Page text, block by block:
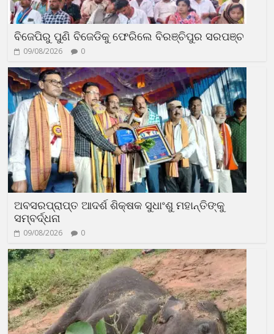
ବିଜେପିରୁ ପୁଣି ବିଜେଡିକୁ ଫେରିଲେ ବିରଞ୍ଚିପୁର ସରପଞ୍ଚ
09/08/2026 0
ଅବସରପ୍ରାପ୍ତ ଆଦର୍ଶ ଶିକ୍ଷକ ସୁଧାଂଶୁ ମହାନ୍ତିଙ୍କୁ
ସମ୍ବର୍ଦ୍ଧନା
09/08/2026 0